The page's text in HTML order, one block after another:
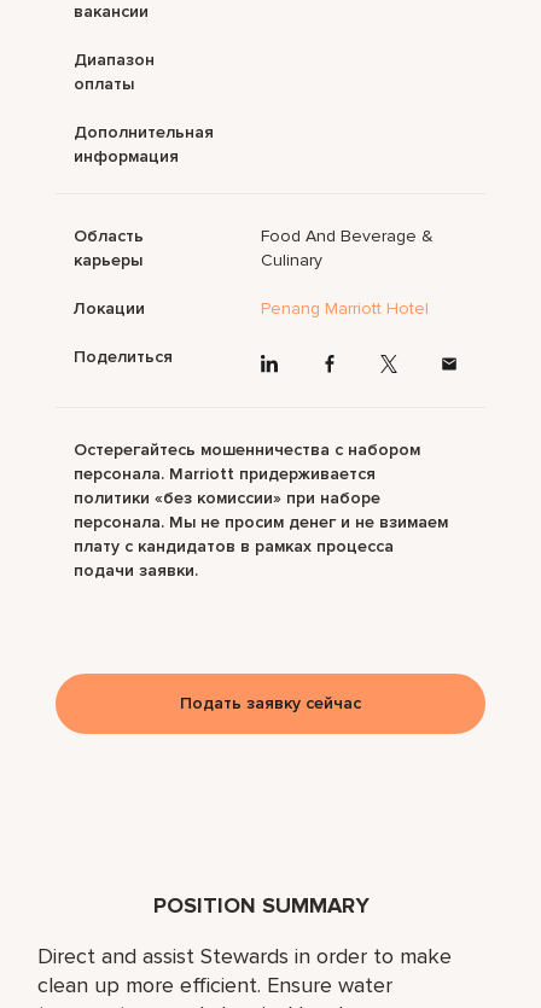
POSITION SUMMARY
Direct and assist Stewards in order to make
clean up more efficient. Ensure water
вакансии
Диапазон
оплаты
Дополнительная
информация
Область
карьеры
Food And Beverage &
Culinary
Локации Penang Marriott Hotel
Поделиться
Остерегайтесь мошенничества с набором
персонала. Marriott придерживается
политики «без комиссии» при наборе
персонала. Мы не просим денег и не взимаем
плату с кандидатов в рамках процесса
подачи заявки.
Подать заявку сейчас